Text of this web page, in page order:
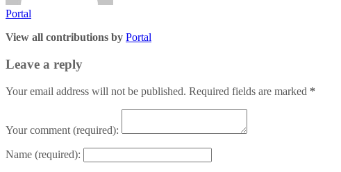
Portal
View all contributions by Portal
Leave a reply
Your email address will not be published. Required fields are marked *
Your comment (required):
Name (required):